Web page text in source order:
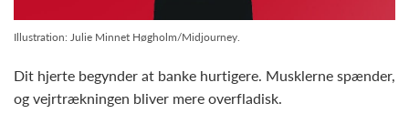
Illustration: Julie Minnet Høgholm/Midjourney.
Dit hjerte begynder at banke hurtigere. Musklerne spænder,
og vejrtrækningen bliver mere overfladisk.